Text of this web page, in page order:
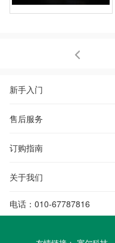
新手入门
售后服务
订购指南
关于我们
电话： 010-67787816